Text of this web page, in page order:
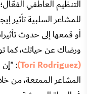
التنظيم العاطفي
للمشاعر السلبية تأثير
أو قمعها إلى حدوث
ورضاك عن حياتك، كما
(Tori Rodriguez)
:
المشاعر الممتعة، من